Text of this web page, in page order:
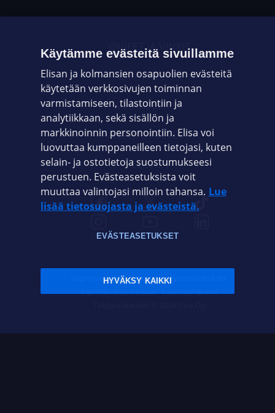
OHJEET JA VINKIT
OMAYHTEISÖ
VIANSELVITYS
ASIAKASPALVELU
ELISA.FI
Sopimusehdot Tietosuoja Evästeasetukset
Sääntelyviranomaiset Saavutettavuus
Käytämme evästeitä sivuillamme
Elisan ja kolmansien osapuolien evästeitä
käytetään verkkosivujen toiminnan
varmistamiseen, tilastointiin ja
analytiikkaan, sekä sisällön ja
markkinoinnin personointiin. Elisa voi
luovuttaa kumppaneilleen tietojasi, kuten
selain- ja ostotietoja suostumukseesi
perustuen. Evästeasetuksista voit
muuttaa valintojasi milloin tahansa. Lue
lisää tietosuojasta ja evästeistä.
EVÄSTEASETUKSET
HYVÄKSY KAIKKI